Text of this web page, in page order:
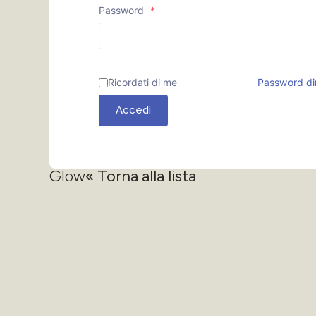
Password *
Ricordati di me Password
Accedi
Glow« Torna alla lista